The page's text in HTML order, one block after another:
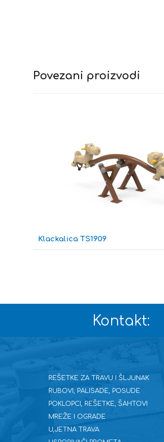
Povezani proizvodi
Klackalica TS1909
Kontakt:
REŠETKE ZA TRAVU I ŠLJUNAK
RUBOVI, PALISADE, POSUDE
POKLOPCI, REŠETKE, ŠAHTOVI
MREŽE I OGRADE
U,JETNA TRAVA